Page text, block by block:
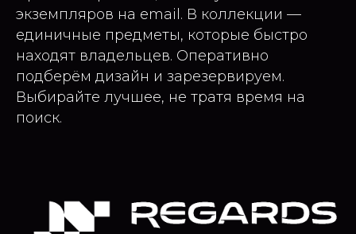
экземпляров на email. В коллекции —
единичные предметы, которые быстро
находят владельцев. Оперативно
подберём дизайн и зарезервируем.
Выбирайте лучшее, не тратя время на
поиск.